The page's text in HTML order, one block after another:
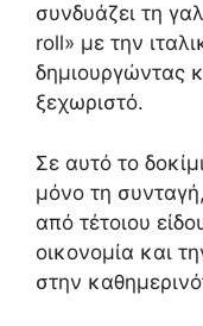
συνδυάζει τη
roll» με την
δημιουργώντας
ξεχωριστό.
Σε αυτό το
μόνο τη
από τέτοιου
οικονομία και
στην